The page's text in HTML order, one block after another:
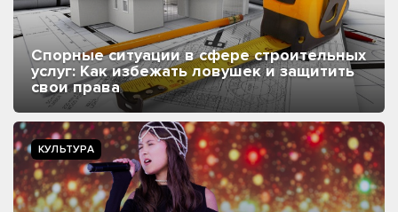
Спорные ситуации в сфере строительных
услуг: Как избежать ловушек и защитить
свои права
КУЛЬТУРА